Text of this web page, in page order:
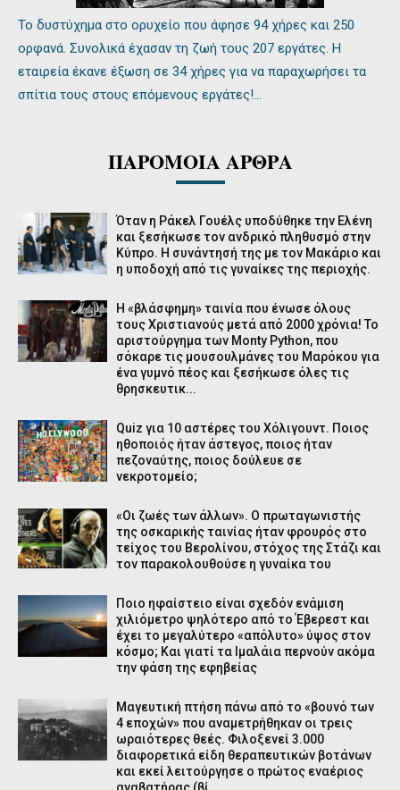
Το δυστύχημα στο ορυχείο που άφησε 94 χήρες και 250
ορφανά. Συνολικά έχασαν τη ζωή τους 207 εργάτες. Η
εταιρεία έκανε έξωση σε 34 χήρες για να παραχωρήσει τα
σπίτια τους στους επόμενους εργάτες!…
ΠΑΡΟΜΟΙΑ ΑΡΘΡΑ
Όταν η Ράκελ Γουέλς υποδύθηκε την Ελένη
και ξεσήκωσε τον ανδρικό πληθυσμό στην
Κύπρο. Η συνάντησή της με τον Μακάριο και
η υποδοχή από τις γυναίκες της περιοχής.
Η «βλάσφημη» ταινία που ένωσε όλους
τους Χριστιανούς μετά από 2000 χρόνια! Το
αριστούργημα των Monty Python, που
σόκαρε τις μουσουλμάνες του Μαρόκου για
ένα γυμνό πέος και ξεσήκωσε όλες τις
θρησκευτικ...
Quiz για 10 αστέρες του Χόλιγουντ. Ποιος
ηθοποιός ήταν άστεγος, ποιος ήταν
πεζοναύτης, ποιος δούλευε σε
νεκροτομείο;
«Οι ζωές των άλλων». Ο πρωταγωνιστής
της οσκαρικής ταινίας ήταν φρουρός στο
τείχος του Βερολίνου, στόχος της Στάζι και
τον παρακολουθούσε η γυναίκα του
Ποιο ηφαίστειο είναι σχεδόν ενάμιση
χιλιόμετρο ψηλότερο από το Έβερεστ και
έχει το μεγαλύτερο «απόλυτο» ύψος στον
κόσμο; Και γιατί τα Ιμαλάια περνούν ακόμα
την φάση της εφηβείας
Μαγευτική πτήση πάνω από το «βουνό των
4 εποχών» που αναμετρήθηκαν οι τρεις
ωραιότερες θεές. Φιλοξενεί 3.000
διαφορετικά είδη θεραπευτικών βοτάνων
και εκεί λειτούργησε ο πρώτος εναέριος
αναβατήρας (βί...